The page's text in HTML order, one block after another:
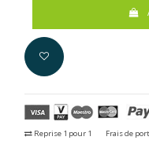
Reprise 1 pour 1 Frais de port